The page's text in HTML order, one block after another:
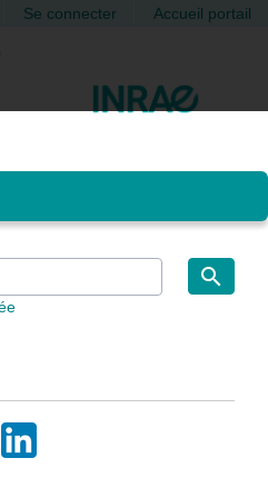
Se connecter Accueil portail